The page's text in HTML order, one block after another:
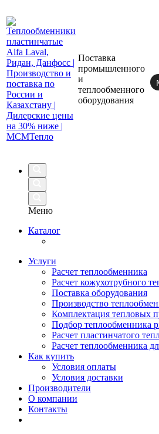
Поставка
промышленного
и
теплообменного
оборудования
Меню
Каталог
Услуги
Расчет теплообменника
Расчет кожухотрубного
Поставка оборудования
Производство
Комплектация тепловых
Подбор теплообменника
Расчет пластинчатого
Расчет теплообменника
Как купить
Условия оплаты
Условия доставки
Производители
О компании
Контакты